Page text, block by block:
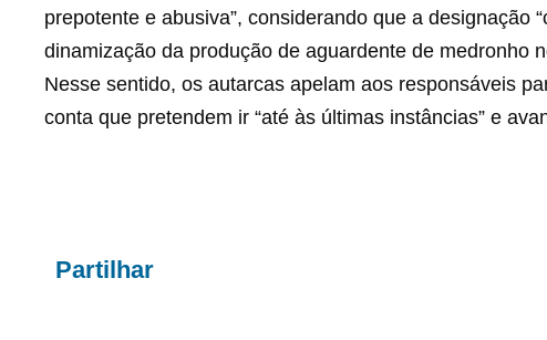
prepotente e abusiva”, considerando que a designação
dinamização da produção de aguardente de medronho
Nesse sentido, os autarcas apelam aos responsáveis
conta que pretendem ir “até às últimas instâncias” e
Partilhar